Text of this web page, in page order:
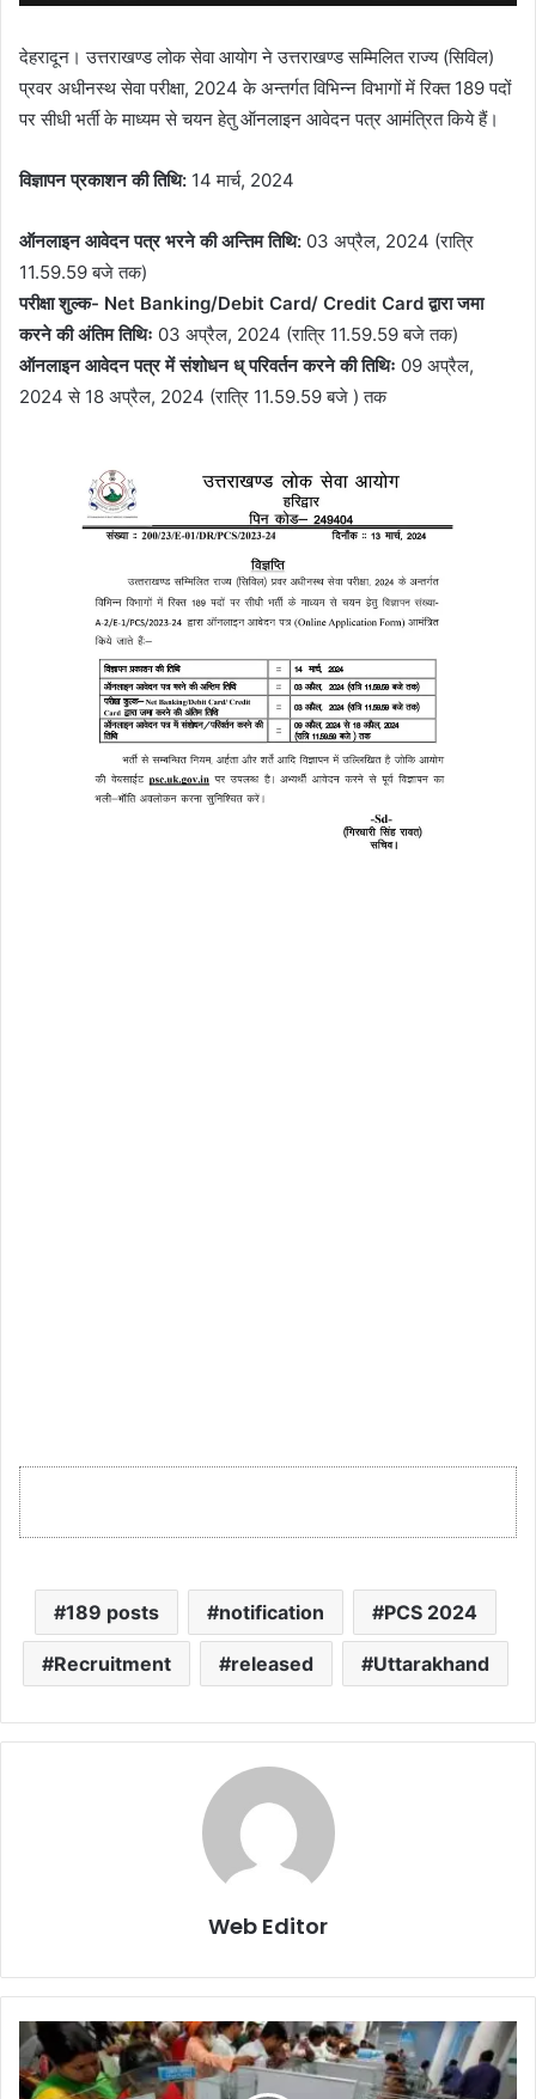
देहरादून। उत्तराखण्ड लोक सेवा आयोग ने उत्तराखण्ड सम्मिलित राज्य (सिविल)
प्रवर अधीनस्थ सेवा परीक्षा, 2024 के अन्तर्गत विभिन्न विभागों में रिक्त 189 पदों
पर सीधी भर्ती के माध्यम से चयन हेतु ऑनलाइन आवेदन पत्र आमंत्रित किये हैं।
विज्ञापन प्रकाशन की तिथि: 14 मार्च, 2024
ऑनलाइन आवेदन पत्र भरने की अन्तिम तिथि: 03 अप्रैल, 2024 (रात्रि
11.59.59 बजे तक)
परीक्षा शुल्क- Net Banking/Debit Card/ Credit Card द्वारा जमा
करने की अंतिम तिथिः 03 अप्रैल, 2024 (रात्रि 11.59.59 बजे तक)
ऑनलाइन आवेदन पत्र में संशोधन ध् परिवर्तन करने की तिथिः 09 अप्रैल,
2024 से 18 अप्रैल, 2024 (रात्रि 11.59.59 बजे ) तक
189 posts notification PCS 2024
Recruitment released Uttarakhand
Web Editor